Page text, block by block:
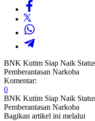
BNK Kutim Siap Naik
Pemberantasan Narkoba
Komentar:
0
BNK Kutim Siap Naik
Pemberantasan Narkoba
Bagikan artikel ini melalui